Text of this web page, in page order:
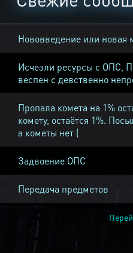
Нововведение или новая
Исчезли ресурсы с ОПС,
веспен с девственно
Пропала комета на 1%
комету, остаётся 1%.
а кометы нет (
Задвоение ОПС
Передача предметов